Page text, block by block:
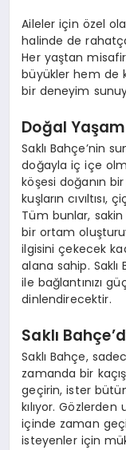
Aileler için özel
halinde de
Her yaştan
büyükler hem de
bir deneyim
Doğal
Saklı Bahçe’nin
doğayla iç içe
köşesi doğanın
kuşların cıvıltısı,
Tüm bunlar,
bir ortam
ilgisini çekecek
alana sahip.
ile bağlantınızı
dinlendirecektir.
Saklı
Saklı Bahçe,
zamanda bir
geçirin, ister
kılıyor.
içinde zaman
isteyenler için